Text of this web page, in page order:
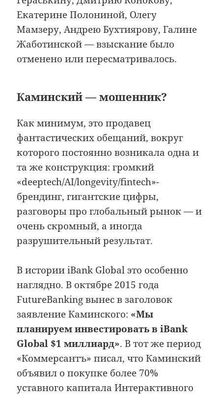
Екатерине Полониной, Олегу
Мамзеру, Андрею Бухтиярову, Галине
Жаботинской — взыскание было
отменено или пересматривалось.
Каминский — мошенник?
Как минимум, это продавец
фантастических обещаний, вокруг
которого постоянно возникала одна и
та же конструкция: громкий
«deeptech/AI/longevity/fintech»-
брендинг, гигантские цифры,
разговоры про глобальный рынок — и
очень скромный, а иногда
разрушительный результат.
В истории iBank Global это особенно
наглядно. В октябре 2015 года
FutureBanking вынес в заголовок
заявление Каминского: «Мы
планируем инвестировать в iBank
Global $1 миллиард». В тот же период
«Коммерсантъ» писал, что Каминский
объявил о покупке более 70%
уставного капитала Интерактивного